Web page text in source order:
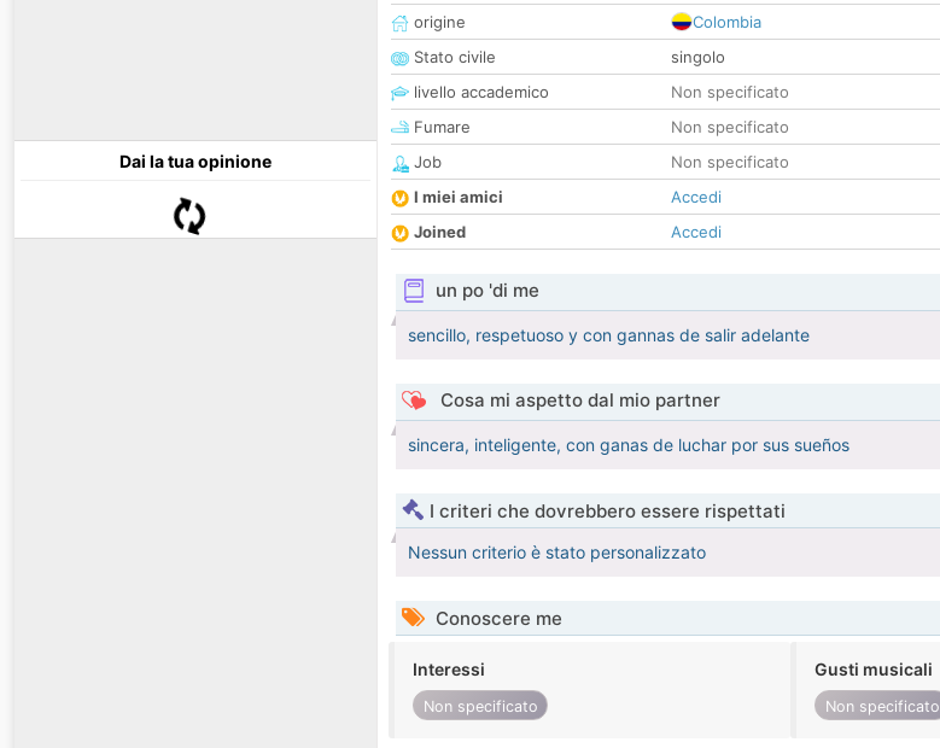
Dai la tua opinione
origine
Colombia
Stato civile
singolo
livello accademico
Non specificato
Fumare
Non specificato
Job
Non specificato
I miei amici
Accedi
Joined
Accedi
un po 'di me
sencillo, respetuoso y con gannas de salir adelante
Cosa mi aspetto dal mio partner
sincera, inteligente, con ganas de luchar por sus sueños
I criteri che dovrebbero essere rispettati
Nessun criterio è stato personalizzato
Conoscere me
Interessi
Non specificato
Gusti musicali
Non specificato